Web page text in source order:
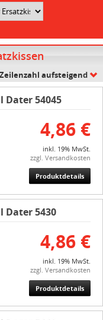
Zeilenzahl aufsteigend
Dater 54045
4,86 €
inkl. 19% MwSt.
zzgl. Versandkosten
Produktdetails
Dater 5430
4,86 €
inkl. 19% MwSt.
zzgl. Versandkosten
Produktdetails